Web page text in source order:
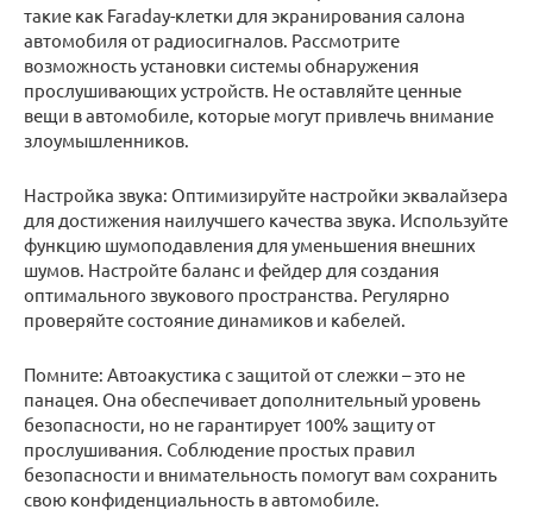
такие как Faraday-клетки для экранирования салона
автомобиля от радиосигналов. Рассмотрите
возможность установки системы обнаружения
прослушивающих устройств. Не оставляйте ценные
вещи в автомобиле, которые могут привлечь внимание
злоумышленников.
Настройка звука: Оптимизируйте настройки эквалайзера
для достижения наилучшего качества звука. Используйте
функцию шумоподавления для уменьшения внешних
шумов. Настройте баланс и фейдер для создания
оптимального звукового пространства. Регулярно
проверяйте состояние динамиков и кабелей.
Помните: Автоакустика с защитой от слежки – это не
панацея. Она обеспечивает дополнительный уровень
безопасности, но не гарантирует 100% защиту от
прослушивания. Соблюдение простых правил
безопасности и внимательность помогут вам сохранить
свою конфиденциальность в автомобиле.